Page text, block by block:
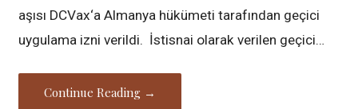
aşısı DCVax‘a Almanya hükümeti tarafından geçici
uygulama izni verildi. İstisnai olarak verilen geçici…
Continue Reading →